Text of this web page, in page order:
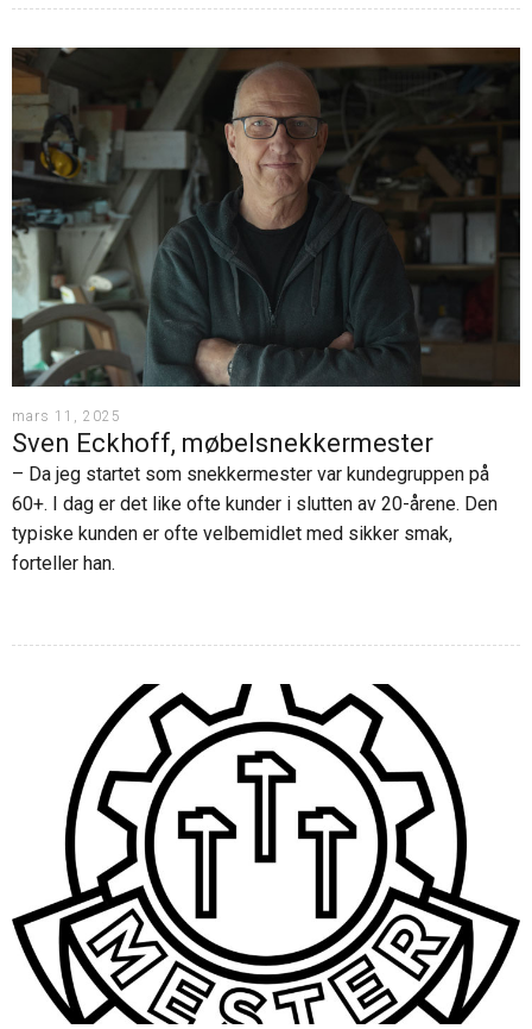
mars 11, 2025
Sven Eckhoff, møbelsnekkermester
– Da jeg startet som snekkermester var kundegruppen på
60+. I dag er det like ofte kunder i slutten av 20-årene. Den
typiske kunden er ofte velbemidlet med sikker smak,
forteller han.